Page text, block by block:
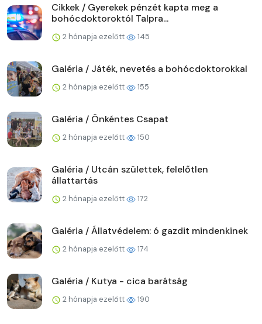
Cikkek / Gyerekek pénzét kapta meg a
bohócdoktoroktól Talpra...
2 hónapja ezelőtt 145
Galéria / Játék, nevetés a bohócdoktorokkal
2 hónapja ezelőtt 155
Galéria / Önkéntes Csapat
2 hónapja ezelőtt 150
Galéria / Utcán születtek, felelőtlen
állattartás
2 hónapja ezelőtt 172
Galéria / Állatvédelem: ó gazdit mindenkinek
2 hónapja ezelőtt 174
Galéria / Kutya - cica barátság
2 hónapja ezelőtt 190